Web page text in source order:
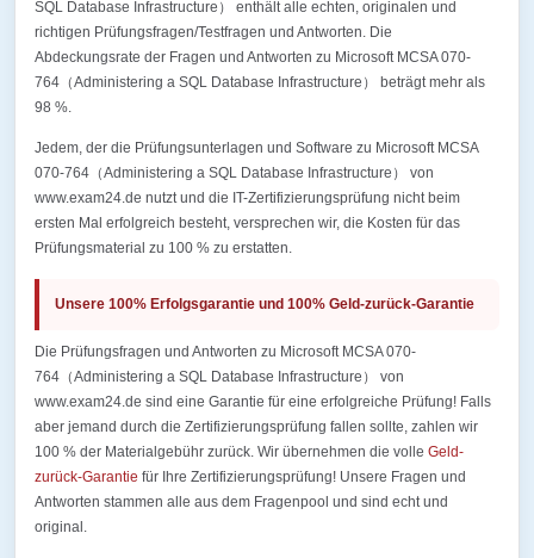
SQL Database Infrastructure） enthält alle echten, originalen und
richtigen Prüfungsfragen/Testfragen und Antworten. Die
Abdeckungsrate der Fragen und Antworten zu Microsoft MCSA 070-
764（Administering a SQL Database Infrastructure） beträgt mehr als
98 %.
Jedem, der die Prüfungsunterlagen und Software zu Microsoft MCSA
070-764（Administering a SQL Database Infrastructure） von
www.exam24.de nutzt und die IT-Zertifizierungsprüfung nicht beim
ersten Mal erfolgreich besteht, versprechen wir, die Kosten für das
Prüfungsmaterial zu 100 % zu erstatten.
Unsere 100% Erfolgsgarantie und 100% Geld-zurück-Garantie
Die Prüfungsfragen und Antworten zu Microsoft MCSA 070-
764（Administering a SQL Database Infrastructure） von
www.exam24.de sind eine Garantie für eine erfolgreiche Prüfung! Falls
aber jemand durch die Zertifizierungsprüfung fallen sollte, zahlen wir
100 % der Materialgebühr zurück. Wir übernehmen die volle Geld-
zurück-Garantie für Ihre Zertifizierungsprüfung! Unsere Fragen und
Antworten stammen alle aus dem Fragenpool und sind echt und
original.